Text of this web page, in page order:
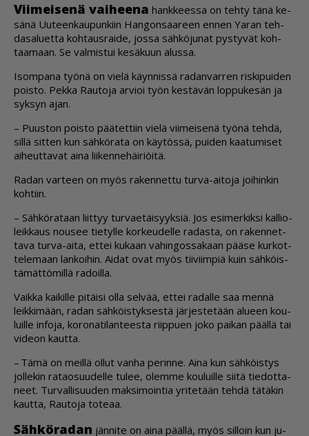
Vii­mei­se­nä vai­hee­na hank­kees­sa on teh­ty tänä ke­
sä­nä Uu­teen­kau­pun­kiin Han­gon­saa­reen en­nen Ya­ran teh­
da­sa­lu­et­ta koh­taus­rai­de, jos­sa säh­kö­ju­nat pys­ty­vät koh­
taa­maan. Se val­mis­tui ke­sä­kuun alus­sa.
Isom­pa­na työ­nä on vie­lä käyn­nis­sä ra­dan­var­ren ris­ki­pui­den
pois­to. Pek­ka Rau­to­ja ar­vi­oi työn kes­tä­vän lop­pu­ke­sän ja
syk­syn ajan.
– Puus­ton pois­to pää­tet­tiin vie­lä vii­mei­se­nä työ­nä teh­dä,
sil­lä sit­ten kun säh­kö­ra­ta on käy­tös­sä, pui­den kaa­tu­mi­set
ai­heut­ta­vat ai­na lii­ken­ne­häi­ri­öi­tä.
Ra­dan var­teen on myös ra­ken­net­tu tur­va-ai­to­ja joi­hin­kin
koh­tiin.
– Säh­kö­ra­taan liit­tyy tur­va­e­täi­syyk­siä. Jos esi­mer­kik­si kal­li­o­
leik­kaus nou­see tie­tyl­le kor­keu­del­le ra­das­ta, on ra­ken­net­
ta­va tur­va-ai­ta, et­tei ku­kaan va­hin­gos­sa­kaan pää­se kur­kot­
te­le­maan lan­koi­hin. Ai­dat ovat myös tii­viim­piä kuin säh­köis­
tä­mät­tö­mil­lä ra­doil­la.
Vaik­ka kai­kil­le pi­täi­si ol­la sel­vää, et­tei ra­dal­le saa men­nä
leik­ki­mään, ra­dan säh­köis­tyk­ses­tä jär­jes­te­tään alu­een kou­
luil­le in­fo­ja, ko­ro­na­ti­lan­tees­ta riip­pu­en joko pai­kan pääl­lä tai
vi­de­on kaut­ta.
– Tämä on meil­lä ol­lut van­ha pe­rin­ne. Ai­na kun säh­köis­tys
jol­le­kin ra­ta­o­suu­del­le tu­lee, olem­me kou­luil­le sii­tä tie­dot­ta­
neet. Tur­val­li­suu­den mak­si­moin­tia yri­te­tään teh­dä tä­tä­kin
kaut­ta, Rau­to­ja to­te­aa.
Säh­kö­ra­dan jän­ni­te on ai­na pääl­lä, myös sil­loin kun ju­